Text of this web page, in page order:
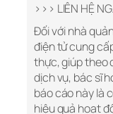
>>> LIÊN HỆ
Đối với nhà
điện tử cung
thực, giúp theo
dịch vụ, bác sĩ
báo cáo này là
hiệu quả hoạt